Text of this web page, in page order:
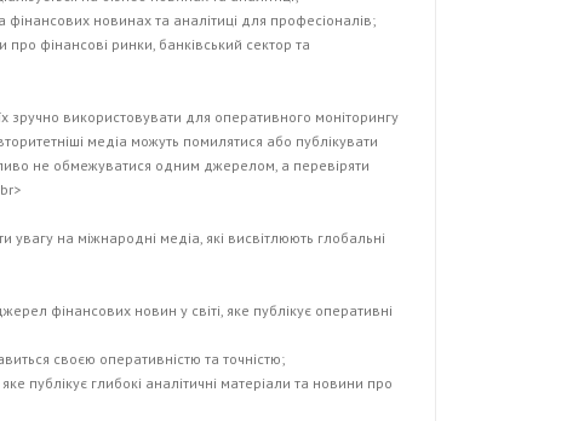
новинах та аналітиці для професіоналів;
фінансові ринки, банківський сектор та
зручно використовувати для оперативного моніторингу
медіа можуть помилятися або публікувати
не обмежуватися одним джерелом, а перевіряти
увагу на міжнародні медіа, які висвітлюють глобальні
фінансових новин у світі, яке публікує оперативні
своєю оперативністю та точністю;
публікує глибокі аналітичні матеріали та новини про